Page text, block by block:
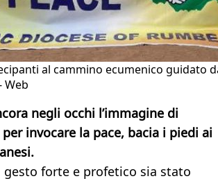
al cammino ecumenico guidato
Web
negli occhi l’immagine di
per invocare la pace, bacia i piedi ai
gesto forte e profetico sia stato